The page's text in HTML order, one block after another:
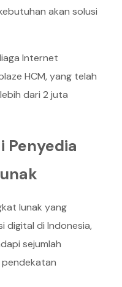
akan solusi
Internet
HCM, yang telah
dari 2 juta
Penyedia
lunak yang
digital di Indonesia,
sejumlah